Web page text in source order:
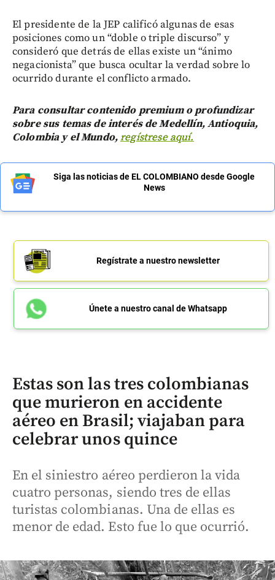
El presidente de la JEP calificó algunas de esas
posiciones como un “doble o triple discurso” y
consideró que detrás de ellas existe un “ánimo
negacionista” que busca ocultar la verdad sobre lo
ocurrido durante el conflicto armado.
Para consultar contenido premium o profundizar
sobre sus temas de interés de Medellín, Antioquia,
Colombia y el Mundo,regístrese aquí.
Siga las noticias de EL COLOMBIANO desde Google
News
Regístrate a nuestro newsletter
Únete a nuestro canal de Whatsapp
Estas son las tres colombianas
que murieron en accidente
aéreo en Brasil; viajaban para
celebrar unos quince
En el siniestro aéreo perdieron la vida
cuatro personas, siendo tres de ellas
turistas colombianas. Una de ellas es
menor de edad. Esto fue lo que ocurrió.